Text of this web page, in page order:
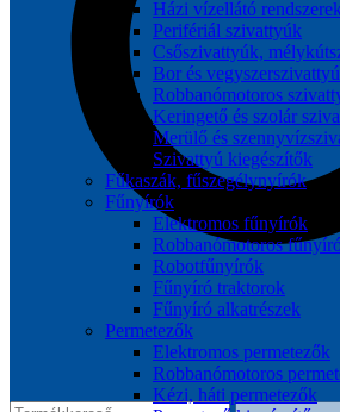
Házi vízellátó
Perifériál szivattyúk
Csőszivattyúk,
Bor és
Robbanómotoros
Keringető és szolár
Merülő és
Szivattyú kiegészítők
Fűkaszák, fűszegélynyírók
Fűnyírók
Elektromos fűnyírók
Robbanómotoros
Robotfűnyírók
Fűnyíró traktorok
Fűnyíró alkatrészek
Permetezők
Elektromos permetezők
Robbanómotoros
Kézi, háti permetezők